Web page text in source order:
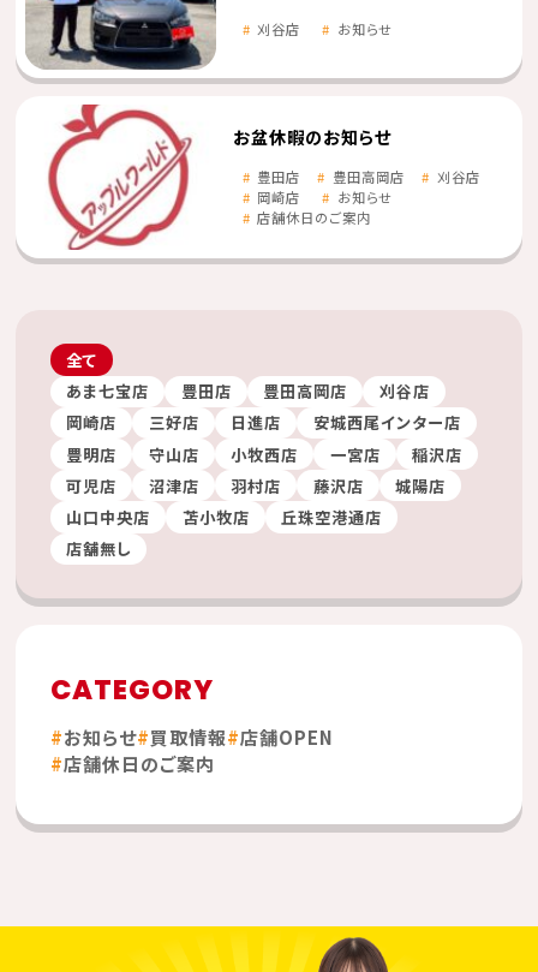
刈谷店 お知らせ
お盆休暇のお知らせ
豊田店 豊田高岡店
刈谷店
岡崎店
お知らせ
店舗休日のご案内
全て
あま七宝店
豊田店 豊田高岡店
刈谷店
岡崎店
三好店 日進店
安城西尾インター店
豊明店
守山店 小牧西店 一宮店
稲沢店
可児店
沼津店 羽村店 藤沢店
城陽店
山口中央店
苫小牧店
丘珠空港通店
店舗無し
CATEGORY
お知らせ 買取情報 店舗OPEN
店舗休日のご案内